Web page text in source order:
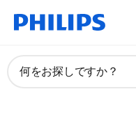
何をお探しですか？